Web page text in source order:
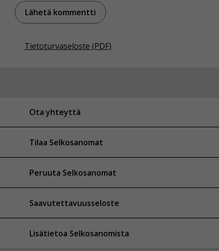
Tietoturvaseloste (PDF)
Ota yhteyttä
Tilaa Selkosanomat
Peruuta Selkosanomat
Saavutettavuusseloste
Lisätietoa Selkosanomista